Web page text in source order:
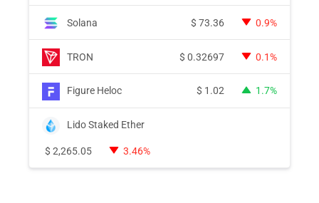
Solana $ 73.36 0.9%
TRON $ 0.32697 0.1%
Figure Heloc $ 1.02 1.7%
Lido Staked Ether
$ 2,265.05 3.46%